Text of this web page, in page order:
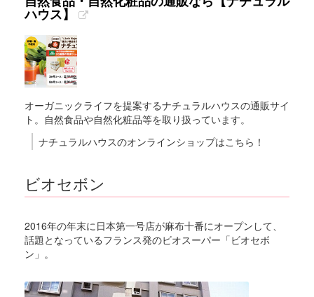
ハウス】
オーガニックライフを提案するナチュラルハウスの通販サイ
ト。自然食品や自然化粧品等を取り扱っています。
ナチュラルハウスのオンラインショップはこちら！
ビオセボン
2016年の年末に日本第一号店が麻布十番にオープンして、
話題となっているフランス発のビオスーパー「ビオセボ
ン」。